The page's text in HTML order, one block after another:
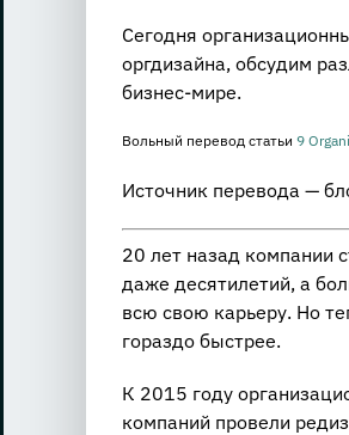
Сегодня
оргдизайна, обсудим
бизнес-мире.
Вольный перевод статьи 9
Источник перевода —
20 лет назад компании
даже десятилетий, а
всю свою карьеру. Но
гораздо быстрее.
К 2015 году
компаний провели